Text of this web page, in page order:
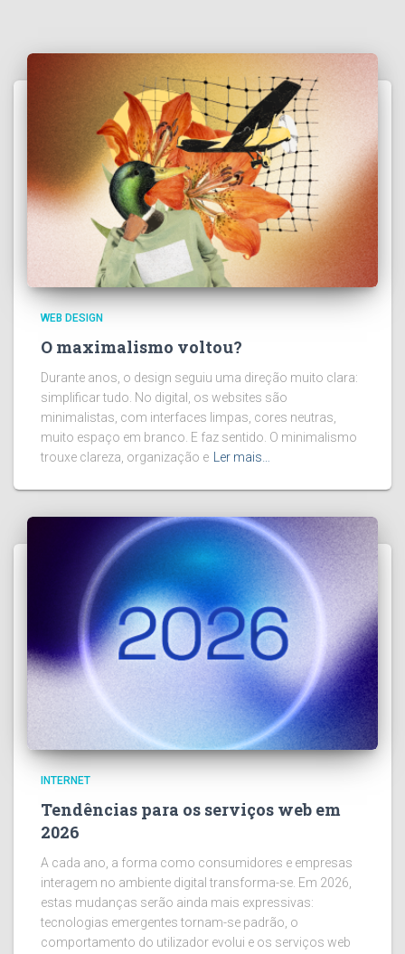
WEB DESIGN
O maximalismo voltou?
Durante anos, o design seguiu uma direção muito clara:
simplificar tudo. No digital, os websites são
minimalistas, com interfaces limpas, cores neutras,
muito espaço em branco. E faz sentido. O minimalismo
trouxe clareza, organização e
Ler mais…
INTERNET
Tendências para os serviços web em
2026
A cada ano, a forma como consumidores e empresas
interagem no ambiente digital transforma-se. Em 2026,
estas mudanças serão ainda mais expressivas:
tecnologias emergentes tornam-se padrão, o
comportamento do utilizador evolui e os serviços web